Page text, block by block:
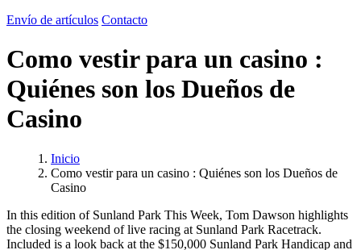
Envío de artículos Contacto
Como vestir para un casino :
Quiénes son los Dueños de
Casino
Inicio
Como vestir para un casino : Quiénes son los Dueños de
Casino
In this edition of Sunland Park This Week, Tom Dawson highlights
the closing weekend of live racing at Sunland Park Racetrack.
Included is a look back at the $150,000 Sunland Park Handicap and